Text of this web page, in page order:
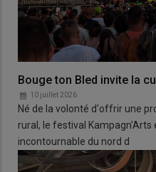
Bouge ton Bled invite la
10 juillet 2026
Né de la volonté d'offrir une
rural, le festival
incontournable du nord d